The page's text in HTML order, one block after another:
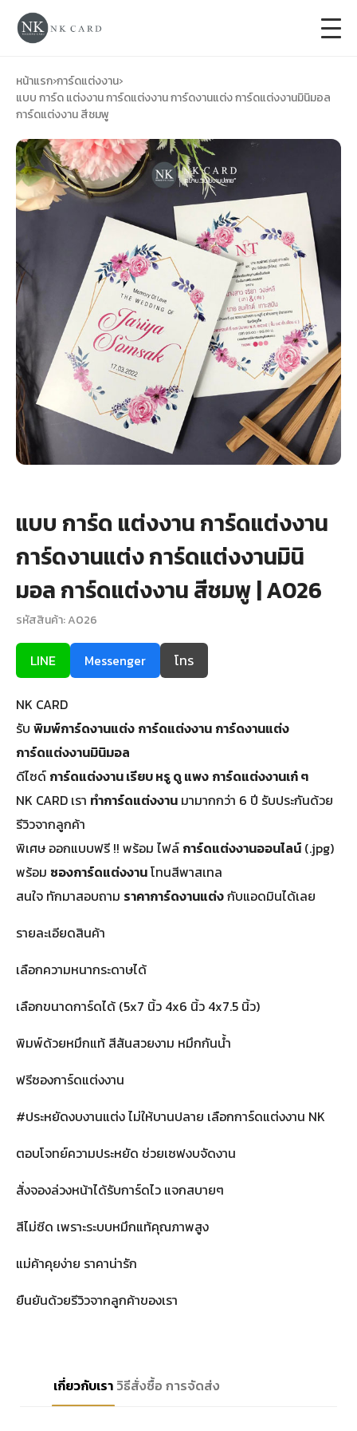
การ์ดแต่งงาน
ของชำร่วยงานแต่ง
ของรับไหว้
ป้ายของชำร่วยงานแต่ง
การ์ดงานบวช
การ์ดขึ้นบ้านใหม่
ซองเปล่า
รับพิมพ์หน้าซอง +
Wax Seal Sticker | สติกเกอร์ตราครั่งปิดซอง
การ์ดแต่งงานออนไลน์
หน้าแรก›การ์ดแต่งงาน›
แบบ การ์ด แต่งงาน การ์ดแต่งงาน การ์ดงานแต่ง การ์ดแต่งงานมินิมอล
การ์ดแต่งงาน สีชมพู
แบบ การ์ด แต่งงาน การ์ดแต่งงาน
การ์ดงานแต่ง การ์ดแต่งงานมินิ
มอล การ์ดแต่งงาน สีชมพู | A026
รหัสสินค้า: A026
LINE Messenger โทร
NK CARD
รับ พิมพ์การ์ดงานแต่ง การ์ดแต่งงาน การ์ดงานแต่ง
การ์ดแต่งงานมินิมอล
ดีไซด์ การ์ดแต่งงาน เรียบ หรู ดู แพง การ์ดแต่งงานเก๋ ๆ
NK CARD เรา ทำการ์ดแต่งงาน มามากกว่า 6 ปี รับประกันด้วย
รีวิวจากลูกค้า
พิเศษ ออกแบบฟรี !! พร้อม ไฟล์ การ์ดแต่งงานออนไลน์ (.jpg)
พร้อม ซองการ์ดแต่งงานโทนสีพาสเทล
สนใจ ทักมาสอบถาม ราคาการ์ดงานแต่งกับแอดมินได้เลย
รายละเอียดสินค้า
เลือกความหนากระดาษได้
เลือกขนาดการ์ดได้ (5x7 นิ้ว 4x6 นิ้ว 4x7.5 นิ้ว)
พิมพ์ด้วยหมึกแท้ สีสันสวยงาม หมึกกันน้ำ
ฟรีซองการ์ดแต่งงาน
#ประหยัดงบงานแต่ง ไม่ให้บานปลาย เลือกการ์ดแต่งงาน NK
ตอบโจทย์ความประหยัด ช่วยเซฟงบจัดงาน
สั่งจองล่วงหน้าได้รับการ์ดไว แจกสบายๆ
สีไม่ซีด เพราะระบบหมึกแท้คุณภาพสูง
แม่ค้าคุยง่าย ราคาน่ารัก
ยืนยันด้วยรีวิวจากลูกค้าของเรา
เกี่ยวกับเรา วิธีสั่งซื้อ การจัดส่ง